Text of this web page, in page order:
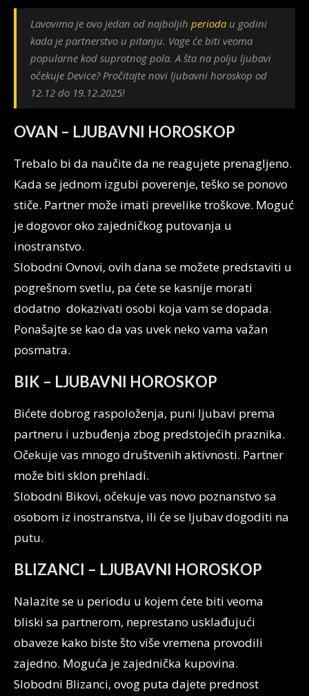
Lavovima je ovo jedan od najboljih perioda u godini
kada je partnerstvo u pitanju. Vage će biti veoma
popularne kod suprotnog pola. A šta na polju ljubavi
očekuje Device? Pročitajte novi ljubavni horoskop od
12.12 do 19.12.2025!
OVAN – LJUBAVNI HOROSKOP
Trebalo bi da naučite da ne reagujete prenagljeno.
Kada se jednom izgubi poverenje, teško se ponovo
stiče. Partner može imati prevelike troškove. Moguć
je dogovor oko zajedničkog putovanja u
inostranstvo.
Slobodni Ovnovi, ovih dana se možete predstaviti u
pogrešnom svetlu, pa ćete se kasnije morati
dodatno dokazivati osobi koja vam se dopada.
Ponašajte se kao da vas uvek neko vama važan
posmatra.
BIK – LJUBAVNI HOROSKOP
Bićete dobrog raspoloženja, puni ljubavi prema
partneru i uzbuđenja zbog predstojećih praznika.
Očekuje vas mnogo društvenih aktivnosti. Partner
može biti sklon prehladi.
Slobodni Bikovi, očekuje vas novo poznanstvo sa
osobom iz inostranstva, ili će se ljubav dogoditi na
putu.
BLIZANCI – LJUBAVNI HOROSKOP
Nalazite se u periodu u kojem ćete biti veoma
bliski sa partnerom, neprestano usklađujući
obaveze kako biste što više vremena provodili
zajedno. Moguća je zajednička kupovina.
Slobodni Blizanci, ovog puta dajete prednost